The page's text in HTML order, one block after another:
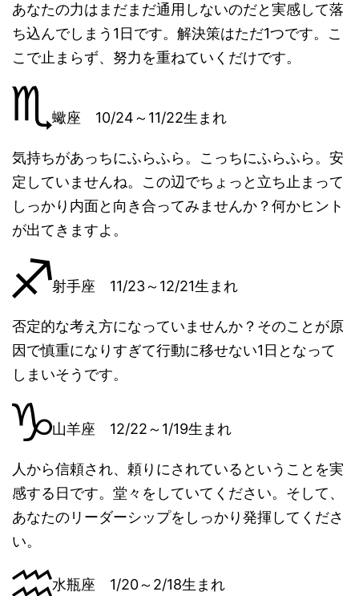
あなたの力はまだまだ通用しないのだと実感して落
ち込んでしまう1日です。解決策はただ1つです。こ
こで止まらず、努力を重ねていくだけです。
蠍座 10/24～11/22生まれ
気持ちがあっちにふらふら。こっちにふらふら。安
定していませんね。この辺でちょっと立ち止まって
しっかり内面と向き合ってみませんか？何かヒント
が出てきますよ。
射手座 11/23～12/21生まれ
否定的な考え方になっていませんか？そのことが原
因で慎重になりすぎて行動に移せない1日となって
しまいそうです。
山羊座 12/22～1/19生まれ
人から信頼され、頼りにされているということを実
感する日です。堂々をしていてください。そして、
あなたのリーダーシップをしっかり発揮してくださ
い。
水瓶座 1/20～2/18生まれ